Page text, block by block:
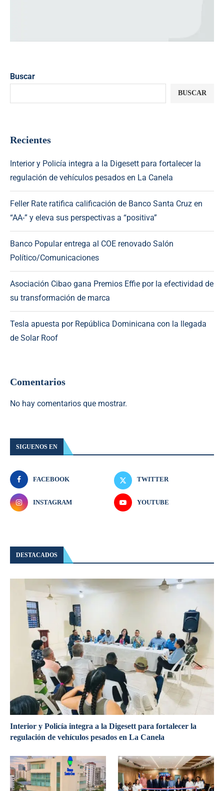
Buscar
BUSCAR
Recientes
Interior y Policía integra a la Digesett para fortalecer la
regulación de vehículos pesados en La Canela
Feller Rate ratifica calificación de Banco Santa Cruz en
“AA-” y eleva sus perspectivas a “positiva”
Banco Popular entrega al COE renovado Salón
Político/Comunicaciones
Asociación Cibao gana Premios Effie por la efectividad de
su transformación de marca
Tesla apuesta por República Dominicana con la llegada
de Solar Roof
Comentarios
No hay comentarios que mostrar.
SIGUENOS EN
FACEBOOK TWITTER
INSTAGRAM YOUTUBE
DESTACADOS
Interior y Policía integra a la Digesett para fortalecer la
regulación de vehículos pesados en La Canela